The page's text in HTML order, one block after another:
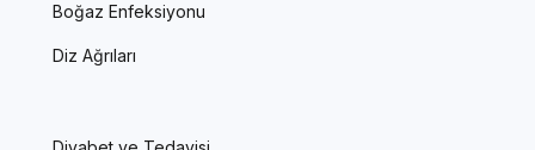
Boğaz Enfeksiyonu
Diz Ağrıları